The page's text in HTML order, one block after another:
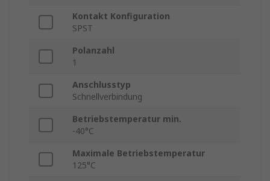
Kontakt Konfiguration
SPST
Polanzahl
1
Anschlusstyp
Schnellverbindung
Betriebstemperatur min.
-40°C
Maximale Betriebstemperatur
125°C